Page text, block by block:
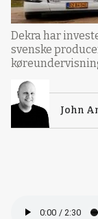
Dekra har
svenske
John